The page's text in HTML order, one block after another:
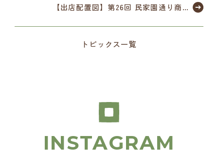
トピックス一覧
【出店配置図】第26回 民家園通り商店